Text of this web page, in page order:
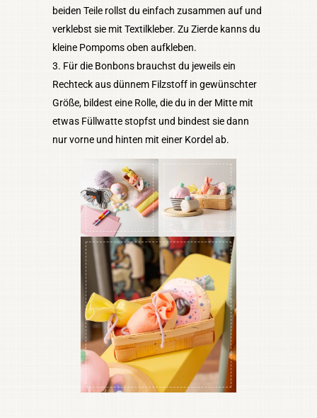
beiden Teile rollst du einfach zusammen auf und
verklebst sie mit Textilkleber. Zu Zierde kanns du
kleine Pompoms oben aufkleben.
Für die Bonbons brauchst du jeweils ein
Rechteck aus dünnem Filzstoff in gewünschter
Größe, bildest eine Rolle, die du in der Mitte mit
etwas Füllwatte stopfst und bindest sie dann
nur vorne und hinten mit einer Kordel ab.